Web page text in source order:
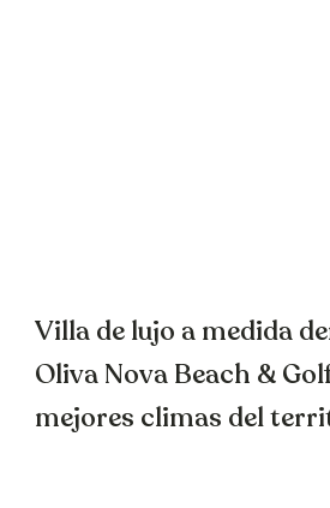
Villa de lujo a medida
Oliva Nova Beach &
mejores climas del